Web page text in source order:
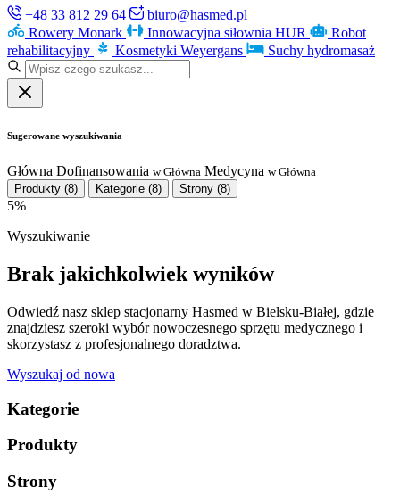
+48 33 812 29 64
biuro@hasmed.pl
Rowery Monark
Innowacyjna siłownia HUR
Robot
rehabilitacyjny
Kosmetyki Weyergans Suchy hydromasaż
Sugerowane wyszukiwania
Główna Dofinansowania w Główna Medycyna w Główna
Produkty (8) Kategorie (8) Strony (8)
5%
Wyszukiwanie
Brak jakichkolwiek wyników
Odwiedź nasz sklep stacjonarny Hasmed w Bielsku-Białej, gdzie
znajdziesz szeroki wybór nowoczesnego sprzętu medycznego i
skorzystasz z profesjonalnego doradztwa.
Wyszukaj od nowa
Kategorie
Produkty
Strony